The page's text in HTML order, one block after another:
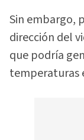
Sin embargo,
dirección del
que podría
temperaturas